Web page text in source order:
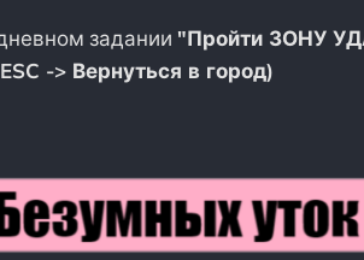
задании "Пройти ЗОНУ
-> Вернуться в город)